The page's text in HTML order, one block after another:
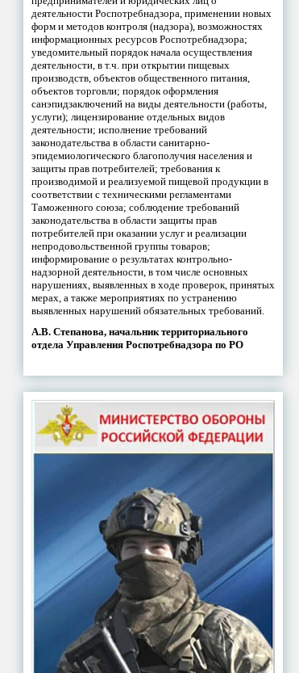
деятельности Роспотребнадзора, применении новых
форм и методов контроля (надзора), возможностях
информационных ресурсов Роспотребнадзора;
уведомительный порядок начала осуществления
деятельности, в т.ч. при открытии пищевых
производств, объектов общественного питания,
объектов торговли; порядок оформления
санэпидзаключений на виды деятельности (работы,
услуги); лицензирование отдельных видов
деятельности; исполнение требований
законодательства в области санитарно-
эпидемиологического благополучия населения и
защиты прав потребителей; требования к
производимой и реализуемой пищевой продукции в
соответствии с техническими регламентами
Таможенного союза; соблюдение требований
законодательства в области защиты прав
потребителей при оказании услуг и реализации
непродовольственной группы товаров;
информирование о результатах контрольно-
надзорной деятельности, в том числе основных
нарушениях, выявленных в ходе проверок, принятых
мерах, а также мероприятиях по устранению
выявленных нарушений обязательных требований.
А.В. Степанова, начальник территориального
отдела Управления Роспотребнадзора по РО